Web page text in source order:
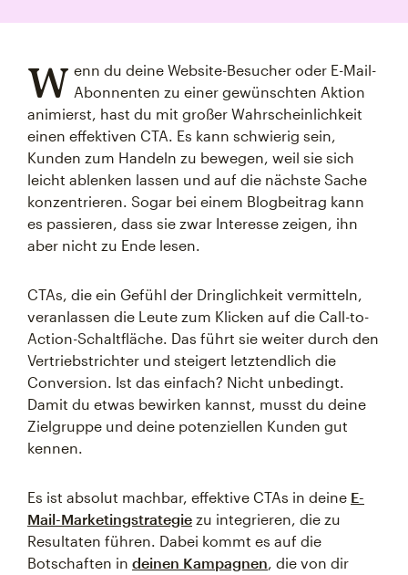
W enn du deine Website-Besucher oder E-Mail-
Abonnenten zu einer gewünschten Aktion
animierst, hast du mit großer Wahrscheinlichkeit
einen effektiven CTA. Es kann schwierig sein,
Kunden zum Handeln zu bewegen, weil sie sich
leicht ablenken lassen und auf die nächste Sache
konzentrieren. Sogar bei einem Blogbeitrag kann
es passieren, dass sie zwar Interesse zeigen, ihn
aber nicht zu Ende lesen.
CTAs, die ein Gefühl der Dringlichkeit vermitteln,
veranlassen die Leute zum Klicken auf die Call-to-
Action-Schaltfläche. Das führt sie weiter durch den
Vertriebstrichter und steigert letztendlich die
Conversion. Ist das einfach? Nicht unbedingt.
Damit du etwas bewirken kannst, musst du deine
Zielgruppe und deine potenziellen Kunden gut
kennen.
Es ist absolut machbar, effektive CTAs in deine E-
Mail-Marketingstrategie zu integrieren, die zu
Resultaten führen. Dabei kommt es auf die
Botschaften in deinen Kampagnen, die von dir